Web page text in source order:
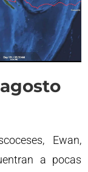
Ewan,
a pocas